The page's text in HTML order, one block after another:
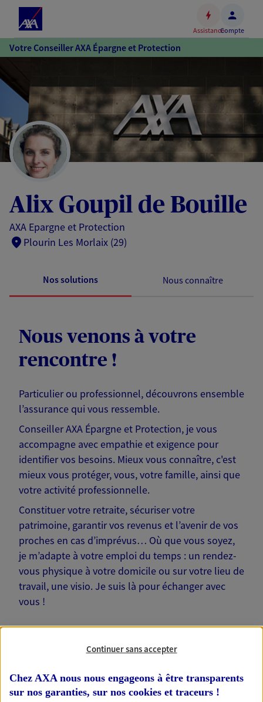
Accéder
au
Accéder
au
pied
de
page
AssistanceCompte
Votre Conseiller AXA Épargne et Protection
Alix Goupil de Bouille
AXA Epargne et Protection
Plourin Les Morlaix (29)
Nos solutions Nous connaître
Nous venons à votre
rencontre !
Particulier ou professionnel, découvrons ensemble
l’assurance qui vous ressemble.
Conseiller AXA Épargne et Protection, je vous
accompagne avec empathie et exigence pour
identifier vos besoins. Mieux vous connaître, c'est
mieux vous protéger, vous, votre famille, ainsi que
votre activité professionnelle.
Constituer votre retraite, sécuriser votre
patrimoine, garantir vos revenus et l’avenir de vos
proches en cas d’imprévus… Où que vous soyez,
je m’adapte à votre emploi du temps : un rendez-
vous physique à votre domicile ou sur votre lieu de
travail, une visio. Je suis là pour échanger avec
vous !
Nos offres phares
Continuer sans accepter
Chez AXA nous nous engageons à être transparents
sur nos garanties, sur nos cookies et traceurs !